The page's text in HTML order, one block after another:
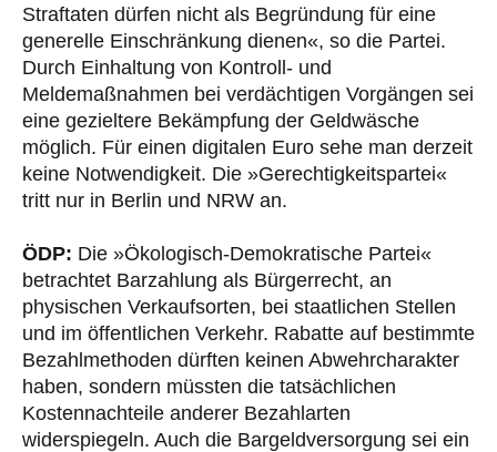
Straftaten dürfen nicht als Begründung für eine
generelle Einschränkung dienen«, so die Partei.
Durch Einhaltung von Kontroll- und
Meldemaßnahmen bei verdächtigen Vorgängen sei
eine gezieltere Bekämpfung der Geldwäsche
möglich. Für einen digitalen Euro sehe man derzeit
keine Notwendigkeit. Die »Gerechtigkeitspartei«
tritt nur in Berlin und NRW an.
ÖDP: Die »Ökologisch-Demokratische Partei«
betrachtet Barzahlung als Bürgerrecht, an
physischen Verkaufsorten, bei staatlichen Stellen
und im öffentlichen Verkehr. Rabatte auf bestimmte
Bezahlmethoden dürften keinen Abwehrcharakter
haben, sondern müssten die tatsächlichen
Kostennachteile anderer Bezahlarten
widerspiegeln. Auch die Bargeldversorgung sei ein